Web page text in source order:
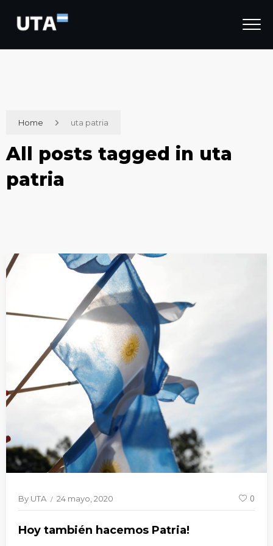
Home uta patria
All posts tagged in uta
patria
By UTA 24 mayo, 2020 0
Hoy también hacemos Patria!